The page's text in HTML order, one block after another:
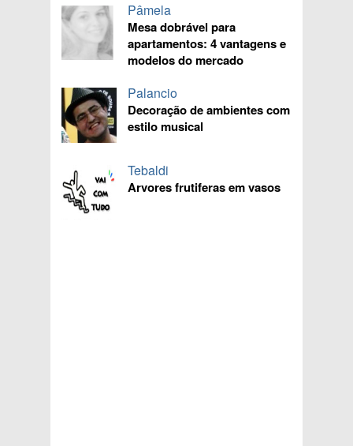
Pâmela
Mesa dobrável para
apartamentos: 4 vantagens e
modelos do mercado
Palancio
Decoração de ambientes com
estilo musical
Tebaldi
Arvores frutiferas em vasos